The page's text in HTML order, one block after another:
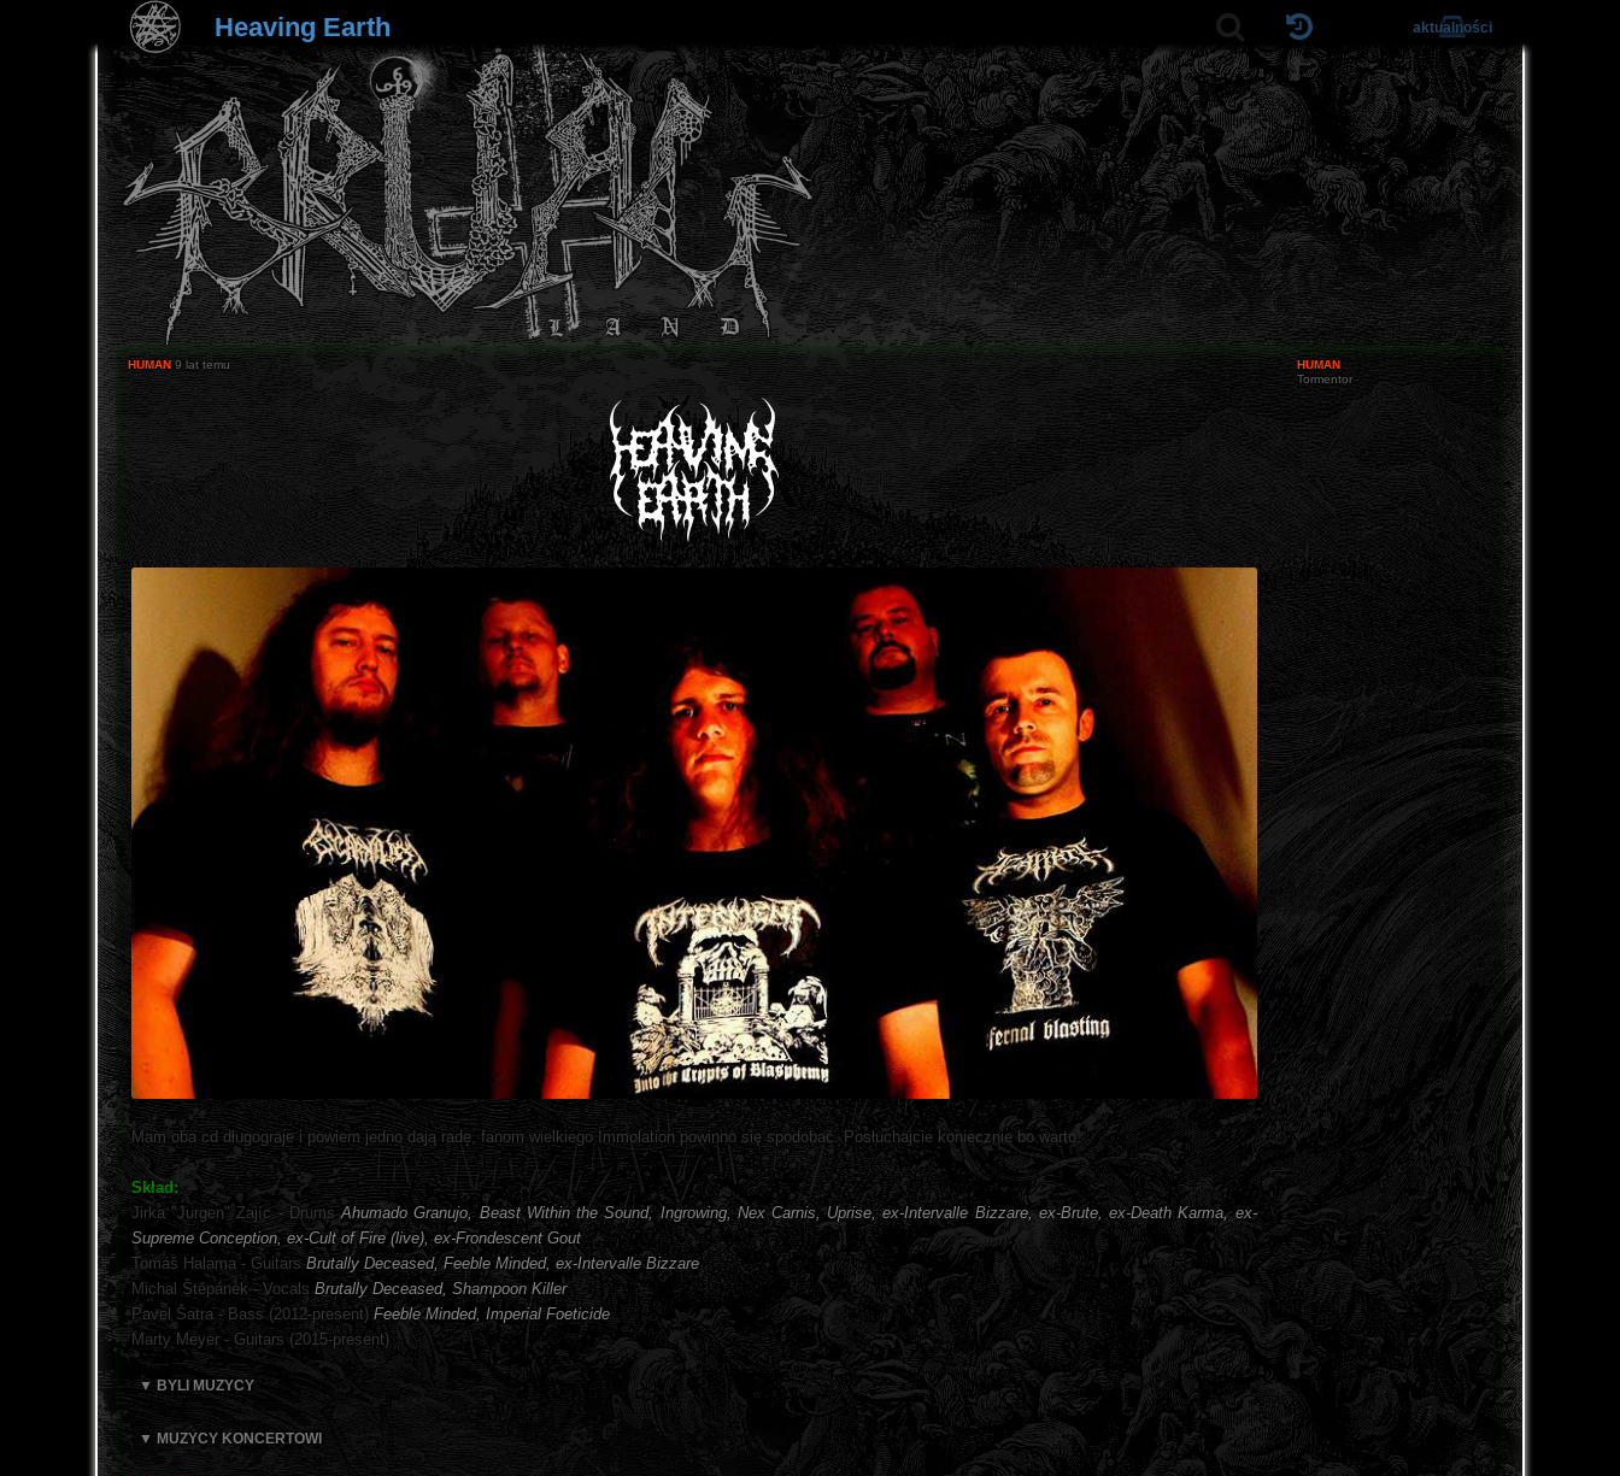
Heaving Earth aktualności
HUMAN
Tormentor
HUMAN 9 lat temu
Mam oba cd długograje i powiem jedno dają radę, fanom wielkiego Immolation powinno się spodobać. Posłuchajcie koniecznie bo warto.
Skład:
Jirka "Jurgen" Zajíc - DrumsAhumado Granujo, Beast Within the Sound, Ingrowing, Nex Carnis, Uprise, ex-Intervalle Bizzare, ex-Brute, ex-Death Karma, ex-
Supreme Conception, ex-Cult of Fire (live), ex-Frondescent Gout
Tomáš Halama - Guitars Brutally Deceased, Feeble Minded, ex-Intervalle Bizzare
Michal Štěpánek - Vocals Brutally Deceased, Shampoon Killer
Pavel Šatra - Bass (2012-present) Feeble Minded, Imperial Foeticide
Marty Meyer - Guitars (2015-present)
▼ BYLI MUZYCY
▼ MUZYCY KONCERTOWI